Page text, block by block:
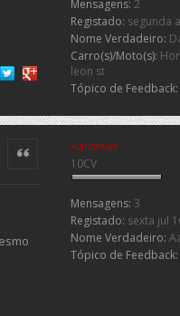
Mensagens: 2
Registado: segunda
Nome Verdadeiro:
Carro(s)/Moto(s):
leon st
Tópico de Feedback:
on Facebook
Share on Twitter
Share on Google+
Aaronvet
10CV
Mensagens: 3
Registado: sexta jul
Nome Verdadeiro:
Tópico de Feedback:
Citar